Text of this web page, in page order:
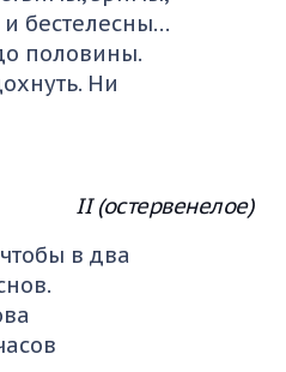
бестелесны…
половины.
Ни
II (остервенелое)
в два